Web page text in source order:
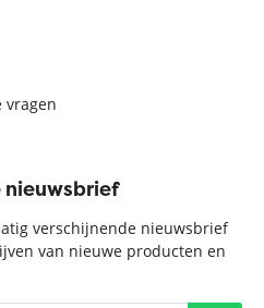
sed
vragen
nieuwsbrief
verschijnende nieuwsbrief
van nieuwe producten en